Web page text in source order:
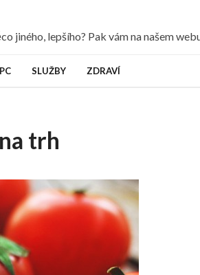
jiného, lepšího? Pak vám na našem
PC SLUŽBY ZDRAVÍ
trh